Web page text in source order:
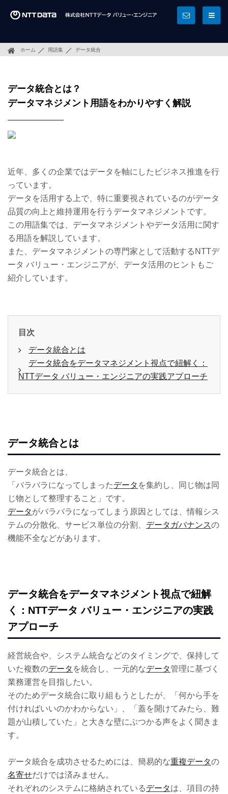
ホーム 用語集 データ統合
データ統合とは？
データマネジメント用語をわかりやすく解説
近年、多くの企業ではデータを軸にしたビジネス推進を行
っています。
データを活用する上で、特に重要視されているのがデータ
品質の向上と維持運用を行うデータマネジメントです。
この用語集では、データマネジメントやデータ活用に関す
る用語を解説しています。
また、データマネジメントの専門家として活動するNTTデ
ータ バリュー・エンジニアが、データ活用のヒントもご
紹介しています。
目次
データ統合とは
データ統合をデータマネジメント視点で紐解く：
NTTデータ バリュー・エンジニアの実践アプローチ
データ統合とは
データ統合とは、
「バラバラになってしまったデータ を集約し、同じ物は同
じ物として整理すること」です。
データがバラバラになってしまう原因としては、情報シス
テムの分散化、サービス単位の分割、 データガバナンスの
機能不全などがあります。
データ統合をデータマネジメント視点で紐解
く：NTTデータ バリュー・エンジニアの実践
アプローチ
経営統合や、システム統合などのタイミングで、保持して
いた複数のデータ を統合し、一元的なデータ管理に基づく
業務運営を目指したい。
そのためデータ統合に取り組もうとしたが、「何から手を
付ければいいのかわからない」、「蓋を開けてみたら、難
題が山積していた」と大きな壁にぶつかる声をよく聞きま
す。
データ統合を成功させるためには、簡易的な重複データの
名寄せだけでは済みません。
それぞれのシステムに格納されているデータは、項目の持